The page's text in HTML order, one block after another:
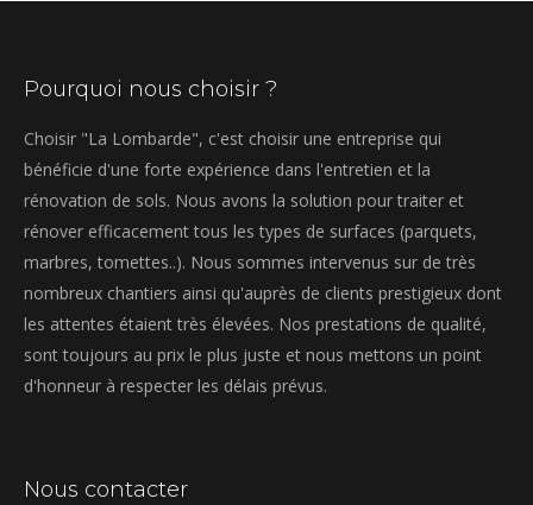
Pourquoi nous choisir ?
Choisir "La Lombarde", c'est choisir une entreprise qui
bénéficie d'une forte expérience dans l'entretien et la
rénovation de sols. Nous avons la solution pour traiter et
rénover efficacement tous les types de surfaces (parquets,
marbres, tomettes..). Nous sommes intervenus sur de très
nombreux chantiers ainsi qu'auprès de clients prestigieux dont
les attentes étaient très élevées. Nos prestations de qualité,
sont toujours au prix le plus juste et nous mettons un point
d'honneur à respecter les délais prévus.
Nous contacter